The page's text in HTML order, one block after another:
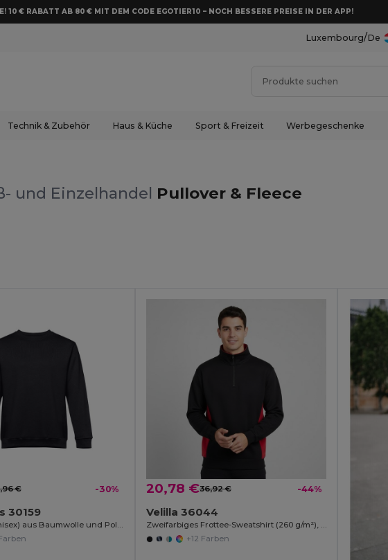
10 € RABATT AB 80 € MIT DEM CODE EGOTIER10 – NOCH BESSERE PREISE IN DER APP!
Luxembourg/De
Technik & Zubehör Haus & Küche Sport & Freizeit Werbegeschenke
und Einzelhandel Pullover & Fleece
€ -30%
30159
Sweatshirt (unisex) aus Baumwolle und Polyester
20,78 €36,92 € -44%
Velilla 36044
Zweifarbiges Frottee-Sweatshirt (260 g/m²), aus Polyester (65 %) und Baumwolle (35 %)
+12 Farben